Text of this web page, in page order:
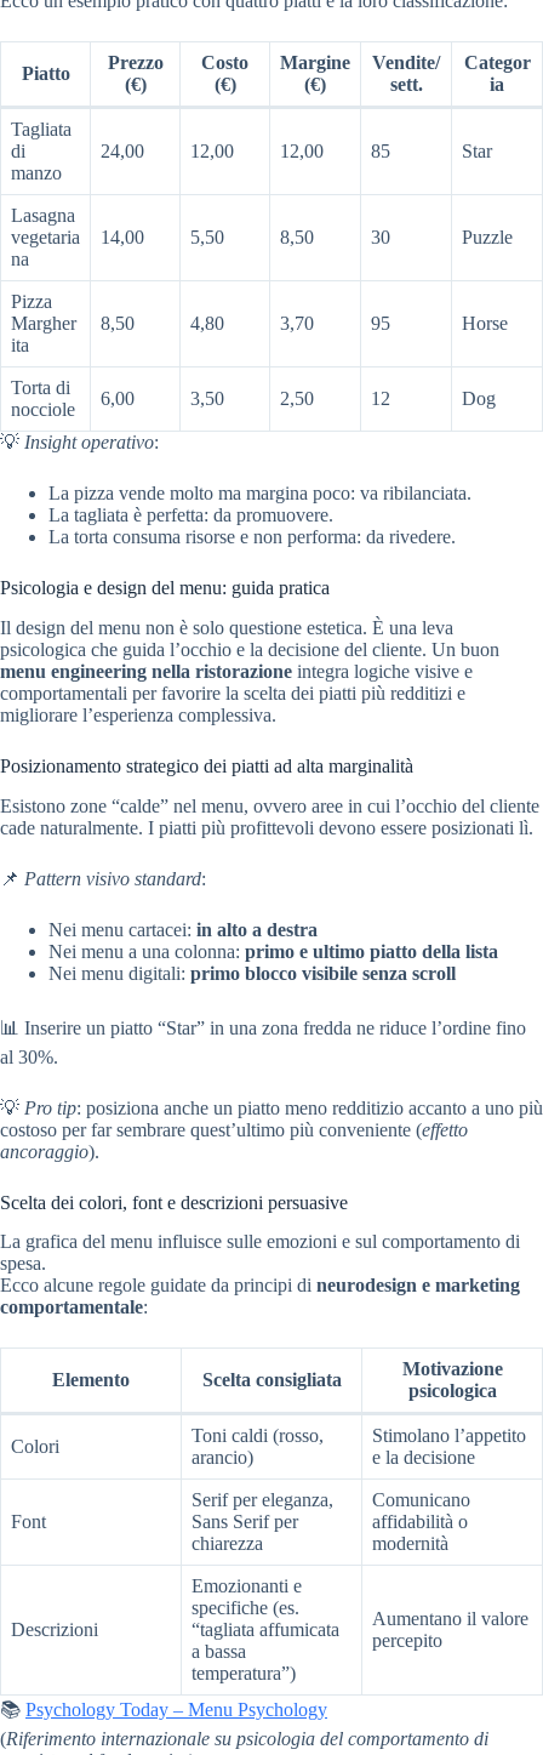
Piatto
Prezzo
(€)
Costo
(€)
Margine
(€)
Vendite/
sett.
Categor
ia
Tagliata
di
manzo
24,00 12,00 12,00 85 Star
Lasagna
vegetaria
na
14,00 5,50 8,50 30 Puzzle
Pizza
Margher
ita
8,50 4,80 3,70 95 Horse
Torta di
nocciole
6,00 3,50 2,50 12 Dog
💡 Insight operativo:
La pizza vende molto ma margina poco: va ribilanciata.
La tagliata è perfetta: da promuovere.
La torta consuma risorse e non performa: da rivedere.
Psicologia e design del menu: guida pratica
Il design del menu non è solo questione estetica. È una leva
psicologica che guida l’occhio e la decisione del cliente. Un buon
menu engineering nella ristorazione integra logiche visive e
comportamentali per favorire la scelta dei piatti più redditizi e
migliorare l’esperienza complessiva.
Posizionamento strategico dei piatti ad alta marginalità
Esistono zone “calde” nel menu, ovvero aree in cui l’occhio del cliente
cade naturalmente. I piatti più profittevoli devono essere posizionati lì.
📌 Pattern visivo standard:
Nei menu cartacei: in alto a destra
Nei menu a una colonna: primo e ultimo piatto della lista
Nei menu digitali: primo blocco visibile senza scroll
📊 Inserire un piatto “Star” in una zona fredda ne riduce l’ordine fino
al 30%.
💡 Pro tip: posiziona anche un piatto meno redditizio accanto a uno più
costoso per far sembrare quest’ultimo più conveniente (effetto
ancoraggio).
Scelta dei colori, font e descrizioni persuasive
La grafica del menu influisce sulle emozioni e sul comportamento di
spesa.
Ecco alcune regole guidate da principi di neurodesign e marketing
comportamentale:
Elemento Scelta consigliata
Motivazione
psicologica
Colori
Toni caldi (rosso,
arancio)
Stimolano l’appetito
e la decisione
Font
Serif per eleganza,
Sans Serif per
chiarezza
Comunicano
affidabilità o
modernità
Descrizioni
Emozionanti e
specifiche (es.
“tagliata affumicata
a bassa
temperatura”)
Aumentano il valore
percepito
📚 Psychology Today – Menu Psychology
(Riferimento internazionale su psicologia del comportamento di